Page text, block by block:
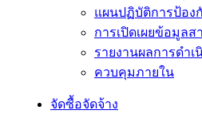
แผนปฏิบัติการป้อง
การเปิดเผยข้อมูล
รายงานผลการดำเ
ควบคุมภายใน
จัดซื้อจัดจ้าง